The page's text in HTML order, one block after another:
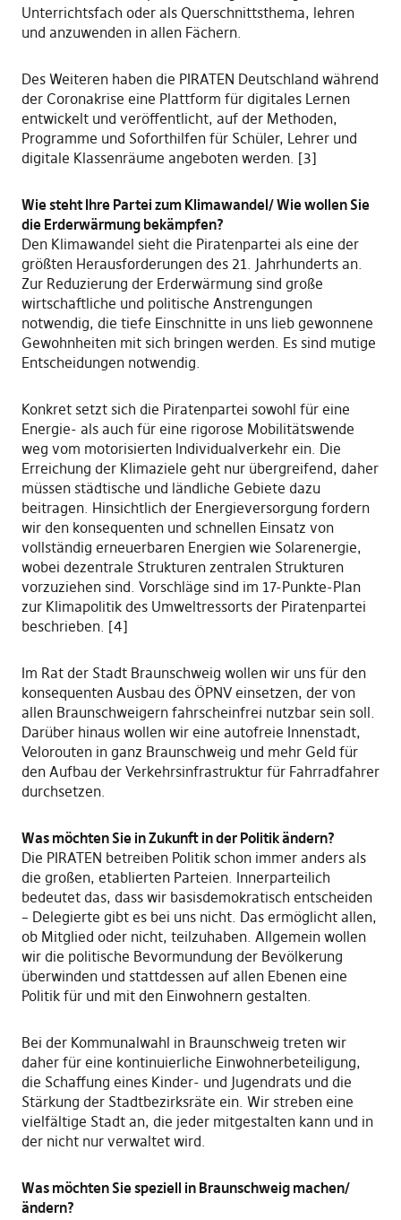
Unterrichtsfach oder als Querschnittsthema, lehren
und anzuwenden in allen Fächern.
Des Weiteren haben die PIRATEN Deutschland während
der Coronakrise eine Plattform für digitales Lernen
entwickelt und veröffentlicht, auf der Methoden,
Programme und Soforthilfen für Schüler, Lehrer und
digitale Klassenräume angeboten werden. [3]
Wie steht Ihre Partei zum Klimawandel/ Wie wollen Sie
die Erderwärmung bekämpfen?
Den Klimawandel sieht die Piratenpartei als eine der
größten Herausforderungen des 21. Jahrhunderts an.
Zur Reduzierung der Erderwärmung sind große
wirtschaftliche und politische Anstrengungen
notwendig, die tiefe Einschnitte in uns lieb gewonnene
Gewohnheiten mit sich bringen werden. Es sind mutige
Entscheidungen notwendig.
Konkret setzt sich die Piratenpartei sowohl für eine
Energie- als auch für eine rigorose Mobilitätswende
weg vom motorisierten Individualverkehr ein. Die
Erreichung der Klimaziele geht nur übergreifend, daher
müssen städtische und ländliche Gebiete dazu
beitragen. Hinsichtlich der Energieversorgung fordern
wir den konsequenten und schnellen Einsatz von
vollständig erneuerbaren Energien wie Solarenergie,
wobei dezentrale Strukturen zentralen Strukturen
vorzuziehen sind. Vorschläge sind im 17-Punkte-Plan
zur Klimapolitik des Umweltressorts der Piratenpartei
beschrieben. [4]
Im Rat der Stadt Braunschweig wollen wir uns für den
konsequenten Ausbau des ÖPNV einsetzen, der von
allen Braunschweigern fahrscheinfrei nutzbar sein soll.
Darüber hinaus wollen wir eine autofreie Innenstadt,
Velorouten in ganz Braunschweig und mehr Geld für
den Aufbau der Verkehrsinfrastruktur für Fahrradfahrer
durchsetzen.
Was möchten Sie in Zukunft in der Politik ändern?
Die PIRATEN betreiben Politik schon immer anders als
die großen, etablierten Parteien. Innerparteilich
bedeutet das, dass wir basisdemokratisch entscheiden
– Delegierte gibt es bei uns nicht. Das ermöglicht allen,
ob Mitglied oder nicht, teilzuhaben. Allgemein wollen
wir die politische Bevormundung der Bevölkerung
überwinden und stattdessen auf allen Ebenen eine
Politik für und mit den Einwohnern gestalten.
Bei der Kommunalwahl in Braunschweig treten wir
daher für eine kontinuierliche Einwohnerbeteiligung,
die Schaffung eines Kinder- und Jugendrats und die
Stärkung der Stadtbezirksräte ein. Wir streben eine
vielfältige Stadt an, die jeder mitgestalten kann und in
der nicht nur verwaltet wird.
Was möchten Sie speziell in Braunschweig machen/
ändern?